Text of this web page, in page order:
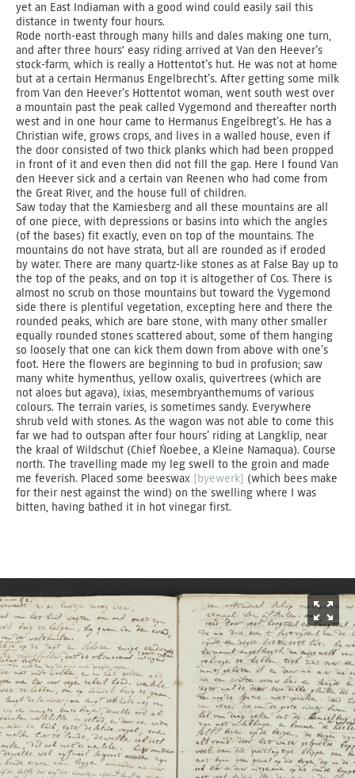
yet an East Indiaman with a good wind could easily sail this
distance in twenty four hours.
Rode north-east through many hills and dales making one turn,
and after three hours' easy riding arrived at Van den Heever’s
stock-farm, which is really a Hottentot’s hut. He was not at home
but at a certain Hermanus Engelbrecht’s. After getting some milk
from Van den Heever’s Hottentot woman, went south west over
a mountain past the peak called Vygemond and thereafter north
west and in one hour came to Hermanus Engelbregt’s. He has a
Christian wife, grows crops, and lives in a walled house, even if
the door consisted of two thick planks which had been propped
in front of it and even then did not fill the gap. Here I found Van
den Heever sick and a certain van Reenen who had come from
the Great River, and the house full of children.
Saw today that the Kamiesberg and all these mountains are all
of one piece, with depressions or basins into which the angles
(of the bases) fit exactly, even on top of the mountains. The
mountains do not have strata, but all are rounded as if eroded
by water. There are many quartz-like stones as at False Bay up to
the top of the peaks, and on top it is altogether of Cos. There is
almost no scrub on those mountains but toward the Vygemond
side there is plentiful vegetation, excepting here and there the
rounded peaks, which are bare stone, with many other smaller
equally rounded stones scattered about, some of them hanging
so loosely that one can kick them down from above with one’s
foot. Here the flowers are beginning to bud in profusion; saw
many white hymenthus, yellow oxalis, quivertrees (which are
not aloes but agava), ixias, mesembryanthemums of various
colours. The terrain varies, is sometimes sandy. Everywhere
shrub veld with stones. As the wagon was not able to come this
far we had to outspan after four hours’ riding at Langklip, near
the kraal of Wildschut (Chief Ńoebee, a Kleine Namaqua). Course
north. The travelling made my leg swell to the groin and made
me feverish. Placed some beeswax [byewerk] (which bees make
for their nest against the wind) on the swelling where I was
bitten, having bathed it in hot vinegar first.